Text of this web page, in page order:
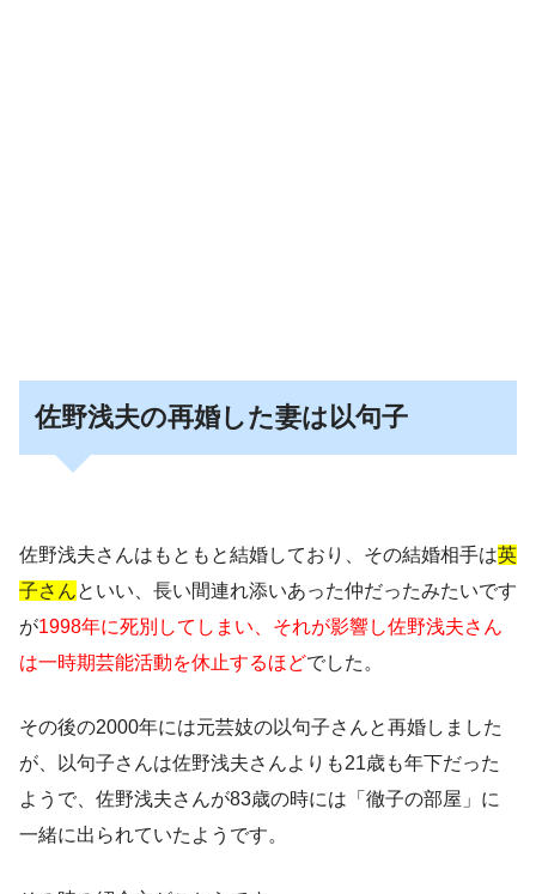
佐野浅夫の再婚した妻は以句子
佐野浅夫さんはもともと結婚しており、その結婚相手は英
子さんといい、長い間連れ添いあった仲だったみたいです
が1998年に死別してしまい、それが影響し佐野浅夫さん
は一時期芸能活動を休止するほどでした。
その後の2000年には元芸妓の以句子さんと再婚しました
が、以句子さんは佐野浅夫さんよりも21歳も年下だった
ようで、 佐野浅夫さんが83歳の時には「徹子の部屋」に
一緒に出られていた ようです。